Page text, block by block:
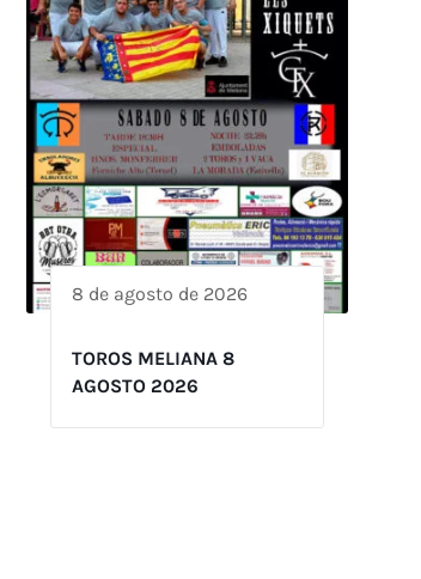
8 de agosto de 2026
TOROS MELIANA 8
AGOSTO 2026